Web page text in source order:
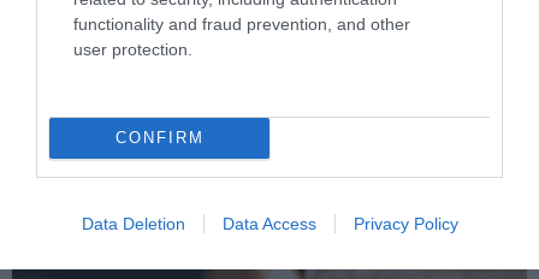
functionality and fraud prevention, and other
user protection.
CONFIRM
Data Deletion Data Access Privacy Policy
PRONEWS.GR /ΕΣΩΤΕΡΙΚΗ ΑΣΦΑΛΕΙΑ
φορές και πήγαν να τον πετάξουν στη
θάλασσα!
05.08.2026 | 22:52